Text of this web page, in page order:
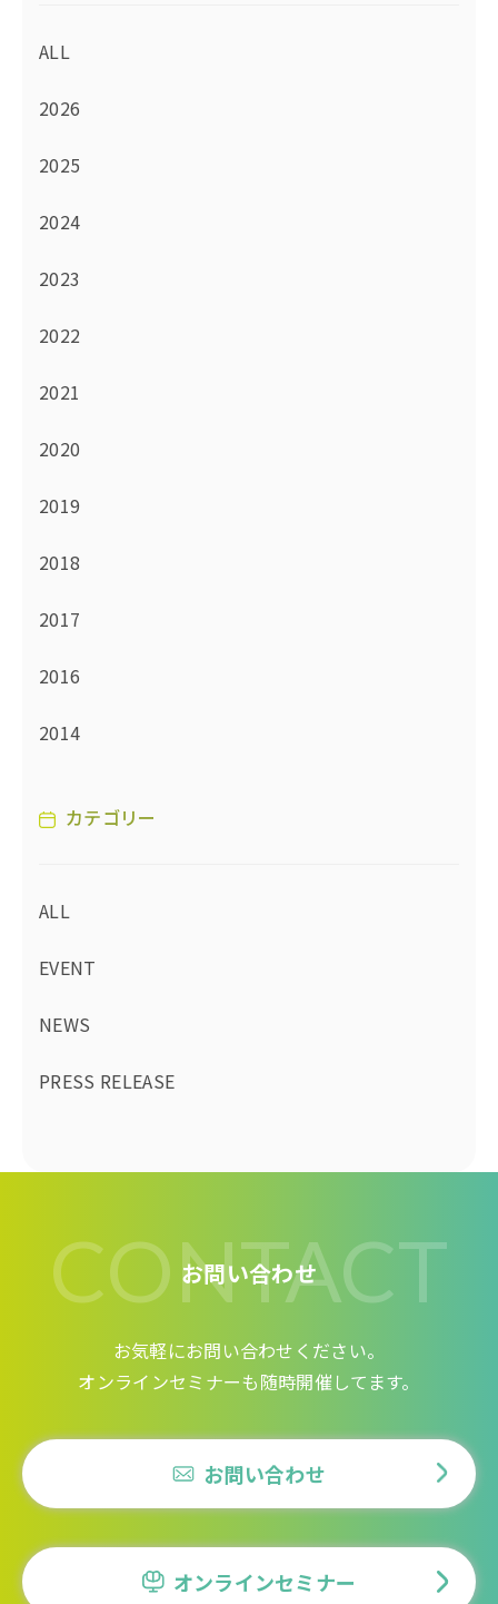
ALL
2026
2025
2024
2023
2022
2021
2020
2019
2018
2017
2016
2014
カテゴリー
ALL
EVENT
NEWS
PRESS RELEASE
CONTACT
お問い合わせ
お気軽にお問い合わせください。
オンラインセミナーも随時開催してます。
お問い合わせ
オンラインセミナー